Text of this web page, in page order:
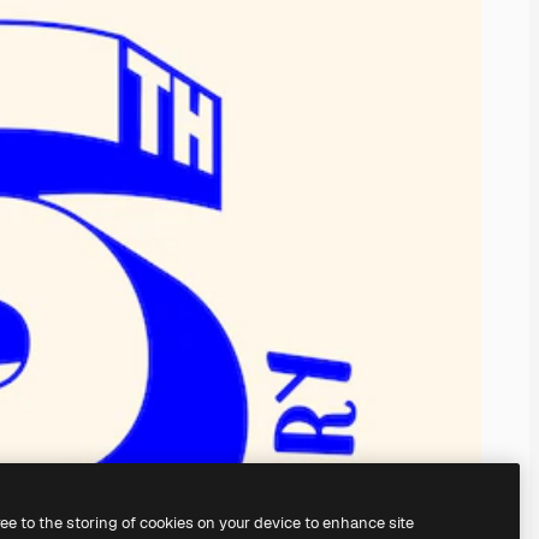
to the storing of cookies on your device to enhance site